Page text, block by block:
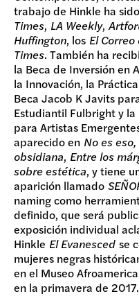
trabajo de Hinkle ha
Times, LA Weekly,
Huffington, los El
Times. También ha
la Beca de Inversión en
la Innovación, la
Beca Jacob K Javits
Estudiantil Fulbright y
para Artistas
aparecido en No es
obsidiana, Entre los
sobre estética, y tiene
aparición llamado
naming como
definido, que será
exposición individual
Hinkle El Evanesced se
mujeres negras
en el Museo
en la primavera de 2017.